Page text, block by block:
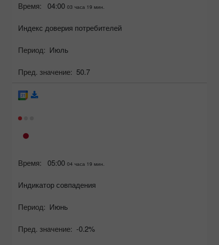
Время: 04:00 03 часа 19 мин.
Индекс доверия потребителей
Период: Июль
Пред. значение: 50.7
Время: 05:00 04 часа 19 мин.
Индикатор совпадения
Период: Июнь
Пред. значение: -0.2%